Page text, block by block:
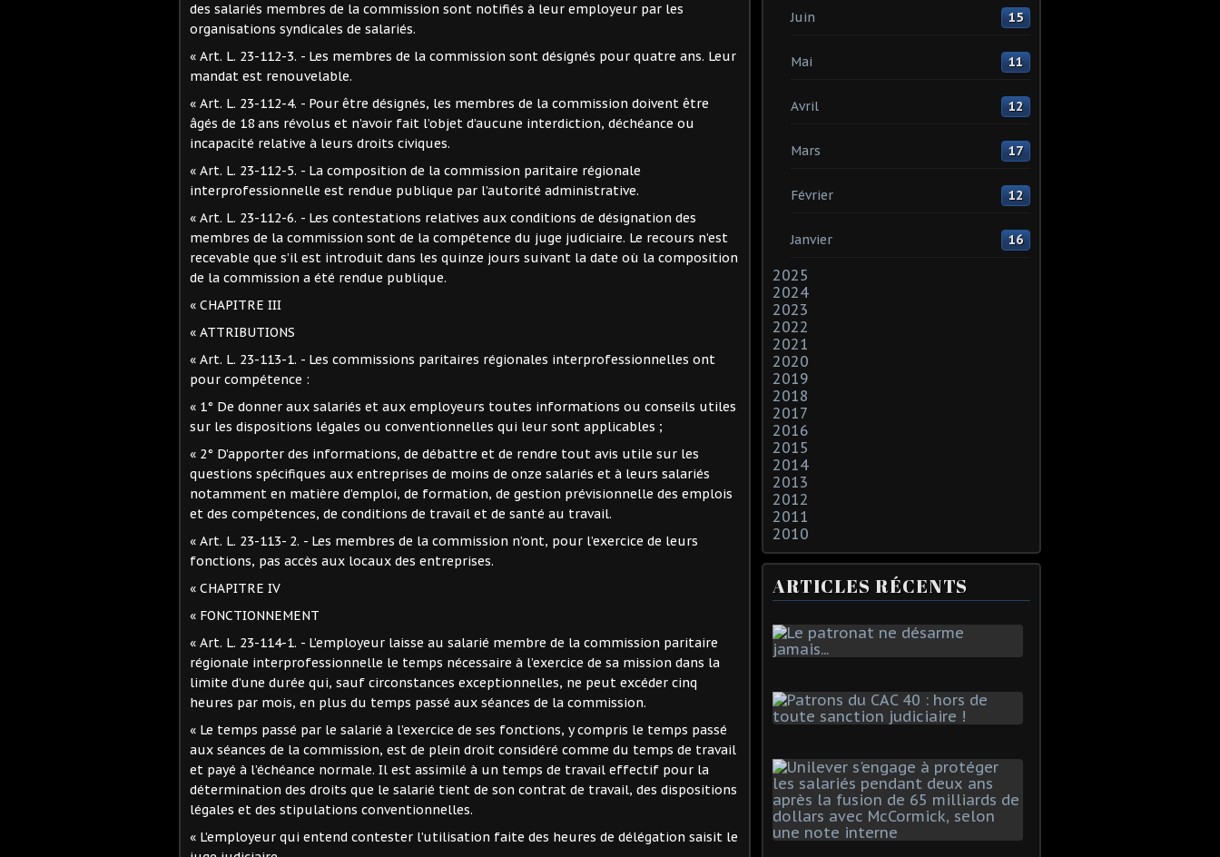
des salariés membres de la commission sont notifiés à leur employeur par les
organisations syndicales de salariés.
« Art. L. 23-112-3. - Les membres de la commission sont désignés pour quatre ans. Leur
mandat est renouvelable.
« Art. L. 23-112-4. - Pour être désignés, les membres de la commission doivent être
âgés de 18 ans révolus et n’avoir fait l’objet d’aucune interdiction, déchéance ou
incapacité relative à leurs droits civiques.
« Art. L. 23-112-5. - La composition de la commission paritaire régionale
interprofessionnelle est rendue publique par l’autorité administrative.
« Art. L. 23-112-6. - Les contestations relatives aux conditions de désignation des
membres de la commission sont de la compétence du juge judiciaire. Le recours n’est
recevable que s’il est introduit dans les quinze jours suivant la date où la composition
de la commission a été rendue publique.
« CHAPITRE III
« ATTRIBUTIONS
« Art. L. 23-113-1. - Les commissions paritaires régionales interprofessionnelles ont
pour compétence :
« 1° De donner aux salariés et aux employeurs toutes informations ou conseils utiles
sur les dispositions légales ou conventionnelles qui leur sont applicables ;
« 2° D’apporter des informations, de débattre et de rendre tout avis utile sur les
questions spécifiques aux entreprises de moins de onze salariés et à leurs salariés
notamment en matière d’emploi, de formation, de gestion prévisionnelle des emplois
et des compétences, de conditions de travail et de santé au travail.
« Art. L. 23-113- 2. - Les membres de la commission n’ont, pour l’exercice de leurs
fonctions, pas accès aux locaux des entreprises.
« CHAPITRE IV
« FONCTIONNEMENT
« Art. L. 23-114-1. - L’employeur laisse au salarié membre de la commission paritaire
régionale interprofessionnelle le temps nécessaire à l’exercice de sa mission dans la
limite d’une durée qui, sauf circonstances exceptionnelles, ne peut excéder cinq
heures par mois, en plus du temps passé aux séances de la commission.
« Le temps passé par le salarié à l’exercice de ses fonctions, y compris le temps passé
aux séances de la commission, est de plein droit considéré comme du temps de travail
et payé à l’échéance normale. Il est assimilé à un temps de travail effectif pour la
détermination des droits que le salarié tient de son contrat de travail, des dispositions
légales et des stipulations conventionnelles.
« L’employeur qui entend contester l’utilisation faite des heures de délégation saisit le
Juin 15
Mai 11
Avril 12
Mars 17
Février 12
Janvier 16
2025
2024
2023
2022
2021
2020
2019
2018
2017
2016
2015
2014
2013
2012
2011
2010
ARTICLES RÉCENTS